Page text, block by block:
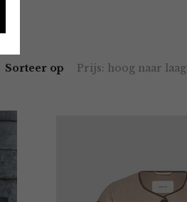
Sorteer op Prijs: hoog naar laag